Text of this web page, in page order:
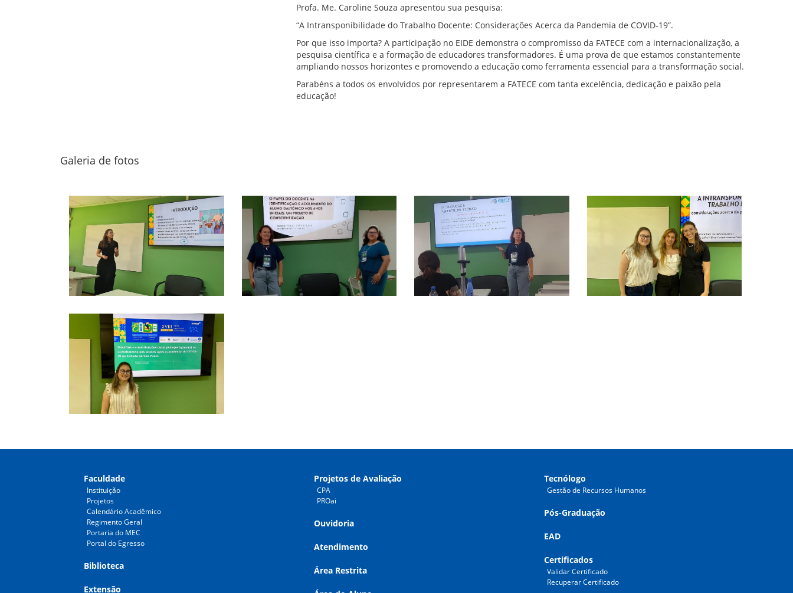
Profa. Me. Caroline Souza apresentou sua pesquisa:
“A Intransponibilidade do Trabalho Docente: Considerações Acerca da Pandemia de COVID-19”.
Por que isso importa? A participação no EIDE demonstra o compromisso da FATECE com a internacionalização, a
pesquisa científica e a formação de educadores transformadores. É uma prova de que estamos constantemente
ampliando nossos horizontes e promovendo a educação como ferramenta essencial para a transformação social.
Parabéns a todos os envolvidos por representarem a FATECE com tanta excelência, dedicação e paixão pela
educação!
Galeria de fotos
Faculdade
Instituição
Projetos
Calendário Acadêmico
Regimento Geral
Portaria do MEC
Portal do Egresso
Biblioteca
Extensão
Projetos de Avaliação
CPA
PROai
Ouvidoria
Atendimento
Área Restrita
Tecnólogo
Gestão de Recursos Humanos
Pós-Graduação
EAD
Certificados
Validar Certificado
Recuperar Certificado